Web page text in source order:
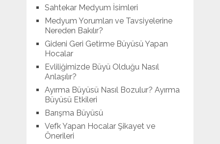
Sahtekar Medyum İsimleri
Medyum Yorumları ve Tavsiyelerine
Nereden Bakılır?
Gideni Geri Getirme Büyüsü Yapan
Hocalar
Evliliğimizde Büyü Olduğu Nasıl
Anlaşılır?
Ayırma Büyüsü Nasıl Bozulur? Ayırma
Büyüsü Etkileri
Barışma Büyüsü
Vefk Yapan Hocalar Şikayet ve
Önerileri